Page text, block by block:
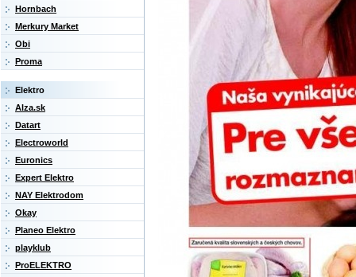
Hornbach
Merkury Market
Obi
Proma
Elektro
Alza.sk
Datart
Electroworld
Euronics
Expert Elektro
NAY Elektrodom
Okay
Planeo Elektro
playklub
ProELEKTRO